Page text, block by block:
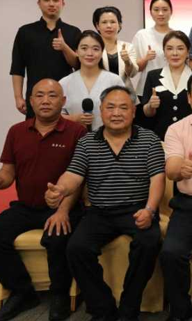
九季《少年讲书人》英文讲书活
圆满结营！